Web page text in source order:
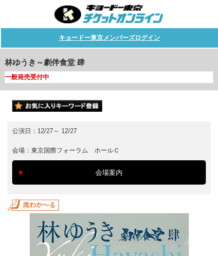
キョードー東京メンバーズログイン
林ゆうき～劇伴食堂 肆
一般発売受付中
公演日： 12/27～ 12/27
会場： 東京国際フォーラム ホールＣ